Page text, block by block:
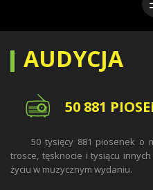
AUDYCJA
50 881
50 tysięcy 881 piosenek o
trosce, tęsknocie i tysiącu
życiu w muzycznym wydaniu.